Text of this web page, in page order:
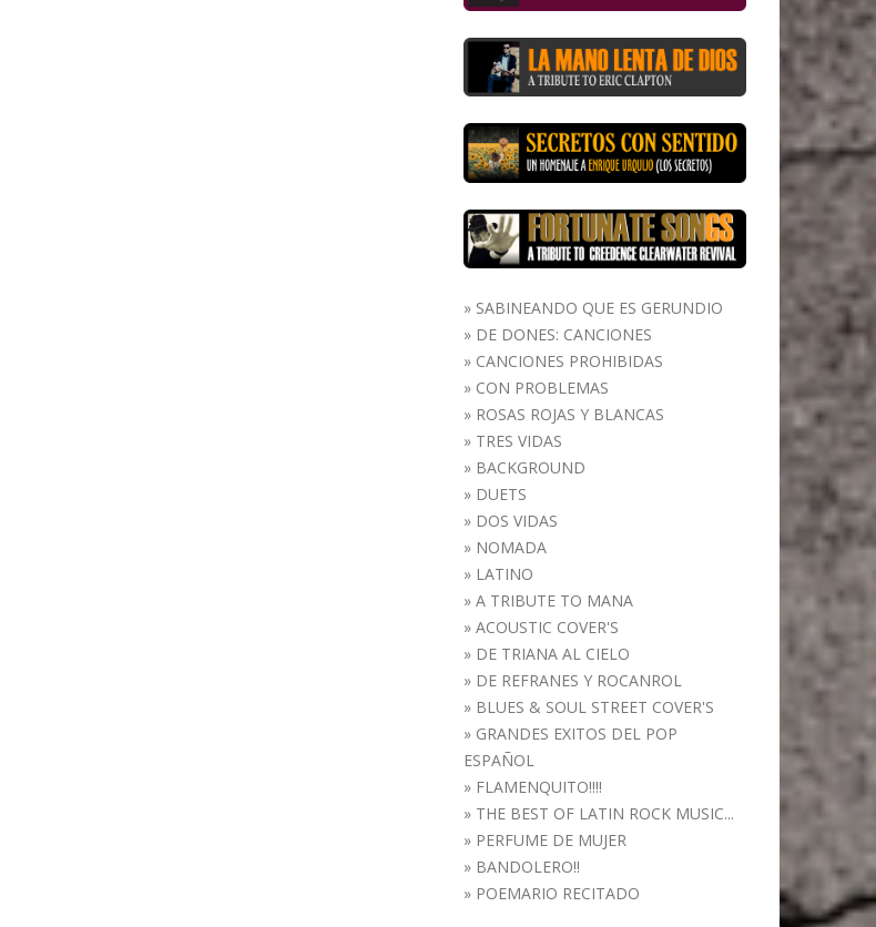
» SABINEANDO QUE ES GERUNDIO
» DE DONES: CANCIONES
» CANCIONES PROHIBIDAS
» CON PROBLEMAS
» ROSAS ROJAS Y BLANCAS
» TRES VIDAS
» BACKGROUND
» DUETS
» DOS VIDAS
» NOMADA
» LATINO
» A TRIBUTE TO MANA
» ACOUSTIC COVER'S
» DE TRIANA AL CIELO
» DE REFRANES Y ROCANROL
» BLUES & SOUL STREET COVER'S
» GRANDES EXITOS DEL POP
ESPAÑOL
» FLAMENQUITO!!!!
» THE BEST OF LATIN ROCK MUSIC...
» PERFUME DE MUJER
» BANDOLERO!!
» POEMARIO RECITADO